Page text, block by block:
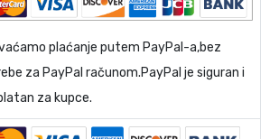
plaćanje putem PayPal-a,bez
za PayPal računom.PayPal je siguran i
za kupce.